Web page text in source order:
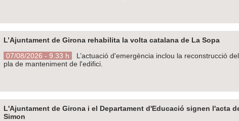
L’Ajuntament de Girona rehabilita la volta catalana de La Sopa
07/08/2026 - 9.33 h
L’actuació d'emergència inclou la reconstrucció
pla de manteniment de l'edifici.
L'Ajuntament de Girona i el Departament d'Educació signen l'acta
Simon